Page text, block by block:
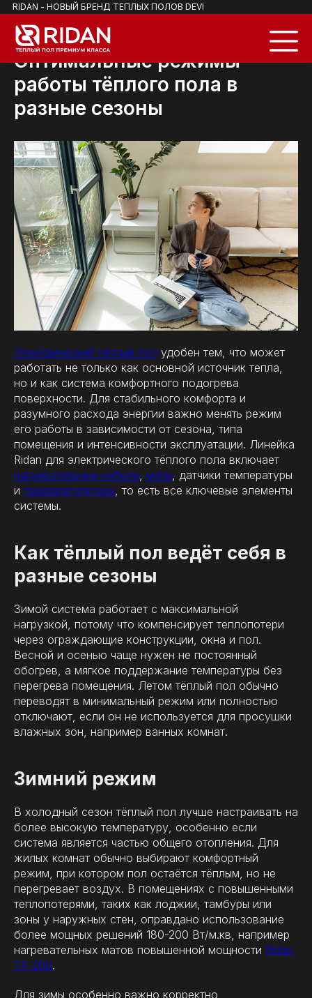
RIDAN - НОВЫЙ БРЕНД ТЕПЛЫХ ПОЛОВ DEVI
Оптимальные режимы
работы тёплого пола в
разные сезоны
Электрический тёплый пол удобен тем, что может
работать не только как основной источник тепла,
но и как система комфортного подогрева
поверхности. Для стабильного комфорта и
разумного расхода энергии важно менять режим
его работы в зависимости от сезона, типа
помещения и интенсивности эксплуатации. Линейка
Ridan для электрического тёплого пола включает
нагревательные кабели маты , датчики температуры
и терморегуляторы , то есть все ключевые элементы
системы.
Как тёплый пол ведёт себя в
разные сезоны
Зимой система работает с максимальной
нагрузкой, потому что компенсирует теплопотери
через ограждающие конструкции, окна и пол.
Весной и осенью чаще нужен не постоянный
обогрев, а мягкое поддержание температуры без
перегрева помещения. Летом тёплый пол обычно
переводят в минимальный режим или полностью
отключают, если он не используется для просушки
влажных зон, например ванных комнат.
Зимний режим
В холодный сезон тёплый пол лучше настраивать на
более высокую температуру, особенно если
система является частью общего отопления. Для
жилых комнат обычно выбирают комфортный
режим, при котором пол остаётся тёплым, но не
перегревает воздух. В помещениях с повышенными
теплопотерями, таких как лоджии, тамбуры или
зоны у наружных стен, оправдано использование
более мощных решений 180-200 Вт/м.кв, например
нагревательных матов повышенной мощности Ridan
TF-200.
Для зимы особенно важно корректно